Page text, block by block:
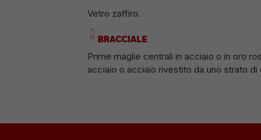
Vetro zaffiro.
BRACCIALE
Prime maglie centrali in acciaio o in oro
acciaio o acciaio rivestito da uno strato di